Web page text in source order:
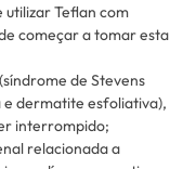
utilizar Teflan com
começar a tomar esta
de Stevens
dermatite esfoliativa),
interrompido;
relacionada a